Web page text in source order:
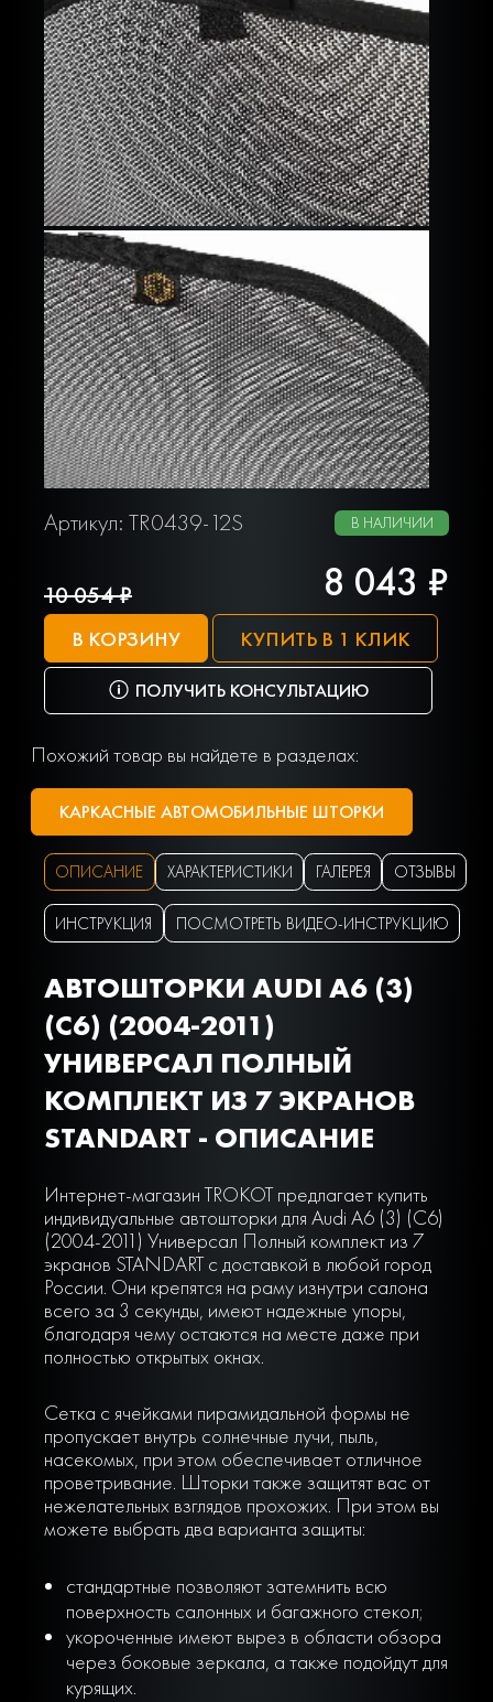
Артикул: TR0439-12S В НАЛИЧИИ
10 054 ₽ 8 043 ₽
В КОРЗИНУ КУПИТЬ В 1 КЛИК
ПОЛУЧИТЬ КОНСУЛЬТАЦИЮ
Похожий товар вы найдете в разделах:
КАРКАСНЫЕ АВТОМОБИЛЬНЫЕ ШТОРКИ
ОПИСАНИЕ ХАРАКТЕРИСТИКИ ГАЛЕРЕЯ ОТЗЫВЫ
ИНСТРУКЦИЯ ПОСМОТРЕТЬ ВИДЕО-ИНСТРУКЦИЮ
АВТОШТОРКИ AUDI A6 (3)
(C6) (2004-2011)
УНИВЕРСАЛ ПОЛНЫЙ
КОМПЛЕКТ ИЗ 7 ЭКРАНОВ
STANDART - ОПИСАНИЕ
Интернет-магазин TROKOT предлагает купить
индивидуальные автошторки для Audi A6 (3) (C6)
(2004-2011) Универсал Полный комплект из 7
экранов STANDART с доставкой в любой город
России. Они крепятся на раму изнутри салона
всего за 3 секунды, имеют надежные упоры,
благодаря чему остаются на месте даже при
полностью открытых окнах.
Сетка с ячейками пирамидальной формы не
пропускает внутрь солнечные лучи, пыль,
насекомых, при этом обеспечивает отличное
проветривание. Шторки также защитят вас от
нежелательных взглядов прохожих. При этом вы
можете выбрать два варианта защиты:
стандартные позволяют затемнить всю
поверхность салонных и багажного стекол;
укороченные имеют вырез в области обзора
через боковые зеркала, а также подойдут для
курящих.